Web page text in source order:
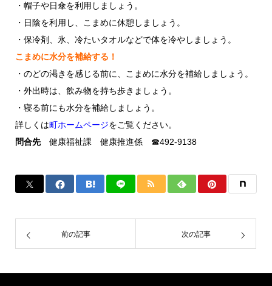
・帽子や日傘を利用しましょう。
・日陰を利用し、こまめに休憩しましょう。
・保冷剤、氷、冷たいタオルなどで体を冷やしましょう。
こまめに水分を補給する！
・のどの渇きを感じる前に、こまめに水分を補給しましょう。
・外出時は、飲み物を持ち歩きましょう。
・寝る前にも水分を補給しましょう。
詳しくは町ホームページをご覧ください。
問合先健康福祉課 健康推進係 ☎492-9138
前の記事 次の記事